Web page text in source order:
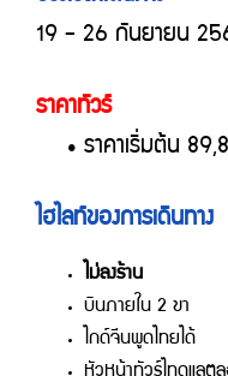
19 - 26 กันยายน
ราคาทัวร์
• ราคาเริ่มต้น
ไฮไลท์ของการเดินทาง
ไม่ลงร้าน
บินภายใน 2 ขา
ไกด์จีนพูดไทยได้
หัวหน้าทัวร์ไทดูแลต